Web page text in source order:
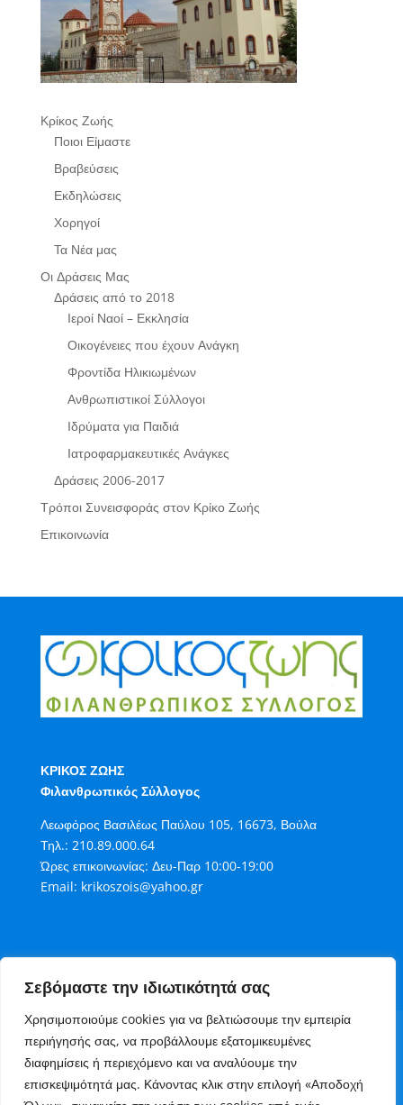
Σεβόμαστε την ιδιωτικότητά σας
Χρησιμοποιούμε cookies για να βελτιώσουμε την εμπειρία
περιήγησής σας, να προβάλλουμε εξατομικευμένες
διαφημίσεις ή περιεχόμενο και να αναλύουμε την
επισκεψιμότητά μας. Κάνοντας κλικ στην επιλογή «Αποδοχή
Κρίκος Ζωής
Ποιοι Είμαστε
Βραβεύσεις
Εκδηλώσεις
Χορηγοί
Τα Νέα μας
Οι Δράσεις Μας
Δράσεις από το 2018
Ιεροί Ναοί – Εκκλησία
Οικογένειες που έχουν Ανάγκη
Φροντίδα Ηλικιωμένων
Ανθρωπιστικοί Σύλλογοι
Ιδρύματα για Παιδιά
Ιατροφαρμακευτικές Ανάγκες
Δράσεις 2006-2017
Τρόποι Συνεισφοράς στον Κρίκο Ζωής
Επικοινωνία
ΚΡΙΚΟΣ ΖΩΗΣ
Φιλανθρωπικός Σύλλογος
Λεωφόρος Βασιλέως Παύλου 105, 16673, Βούλα
Τηλ.: 210.89.000.64
Ώρες επικοινωνίας: Δευ-Παρ 10:00-19:00
Email: krikoszois@yahoo.gr
Όροι Χρήσης
Πολιτική Cookies
Πολιτική Απορρήτου
Τρόποι Συνεισφοράς στον Κρίκο Ζωής
Επικοινωνία